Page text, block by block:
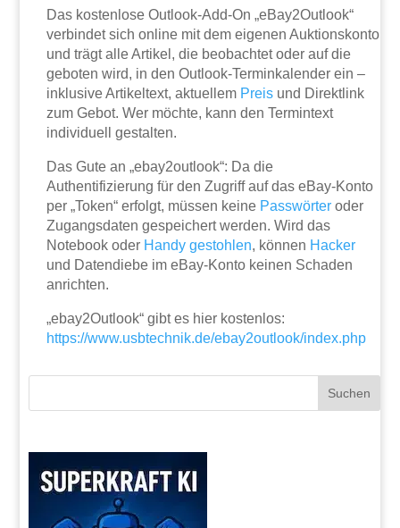
Das kostenlose Outlook-Add-On „eBay2Outlook“
verbindet sich online mit dem eigenen Auktionskonto
und trägt alle Artikel, die beobachtet oder auf die
geboten wird, in den Outlook-Terminkalender ein –
inklusive Artikeltext, aktuellem Preis und Direktlink
zum Gebot. Wer möchte, kann den Termintext
individuell gestalten.
Das Gute an „ebay2outlook“: Da die
Authentifizierung für den Zugriff auf das eBay-Konto
per „Token“ erfolgt, müssen keine Passwörter oder
Zugangsdaten gespeichert werden. Wird das
Notebook oder Handy gestohlen, können Hacker
und Datendiebe im eBay-Konto keinen Schaden
anrichten.
„ebay2Outlook“ gibt es hier kostenlos:
https://www.usbtechnik.de/ebay2outlook/index.php